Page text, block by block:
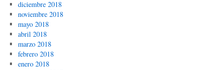
diciembre 2018
noviembre 2018
mayo 2018
abril 2018
marzo 2018
febrero 2018
enero 2018